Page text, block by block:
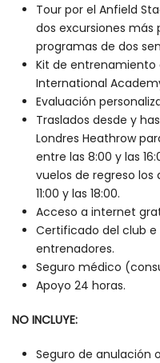
Tour por el Anfield
dos excursiones más
programas de dos
Kit de entrenamiento
International
Evaluación
Traslados desde y
Londres Heathrow
entre las 8:00 y las
vuelos de regreso los
11:00 y las 18:00.
Acceso a internet
Certificado del club
entrenadores.
Seguro médico
Apoyo 24 horas.
NO INCLUYE:
Seguro de anulación